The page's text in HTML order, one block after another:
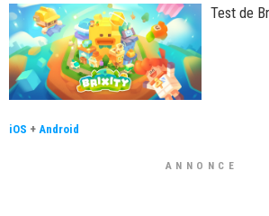
Test de
iOS + Android
ANNONCE